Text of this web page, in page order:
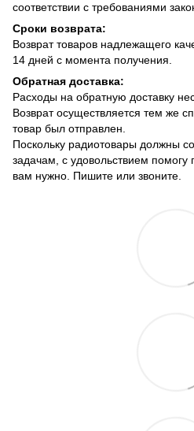
соответствии с требованиями
Сроки возврата:
Возврат товаров надлежащего
14 дней с момента получения.
Обратная доставка:
Расходы на обратную доставку
Возврат осуществляется тем же
товар был отправлен.
Поскольку радиотовары должны
задачам, с удовольствием помогу
вам нужно. Пишите или звоните.